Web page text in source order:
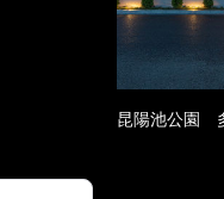
昆陽池公園